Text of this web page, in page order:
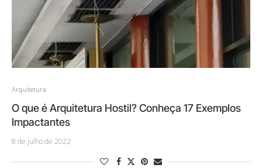
Arquitetura
O que é Arquitetura Hostil? Conheça 17 Exemplos
Impactantes
8 de julho de 2022